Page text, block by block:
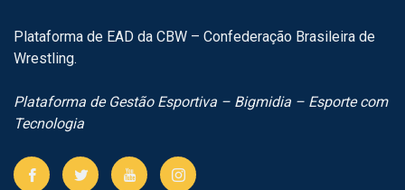
Plataforma de EAD da CBW – Confederação Brasileira de
Wrestling.
Plataforma de Gestão Esportiva – Bigmidia – Esporte com
Tecnologia